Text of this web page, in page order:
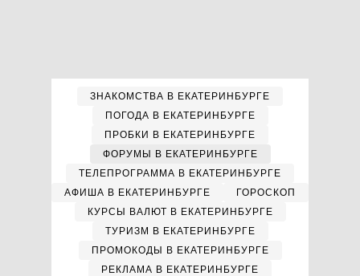
ЗНАКОМСТВА В ЕКАТЕРИНБУРГЕ
ПОГОДА В ЕКАТЕРИНБУРГЕ
ПРОБКИ В ЕКАТЕРИНБУРГЕ
ФОРУМЫ В ЕКАТЕРИНБУРГЕ
ТЕЛЕПРОГРАММА В ЕКАТЕРИНБУРГЕ
АФИША В ЕКАТЕРИНБУРГЕ
ГОРОСКОП
КУРСЫ ВАЛЮТ В ЕКАТЕРИНБУРГЕ
ТУРИЗМ В ЕКАТЕРИНБУРГЕ
ПРОМОКОДЫ В ЕКАТЕРИНБУРГЕ
РЕКЛАМА В ЕКАТЕРИНБУРГЕ